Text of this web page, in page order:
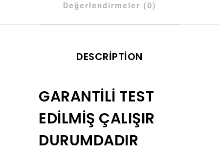
Değerlendirmeler (0)
DESCRIPTION
GARANTİLİ TEST
EDİLMİŞ ÇALIŞIR
DURUMDADIR